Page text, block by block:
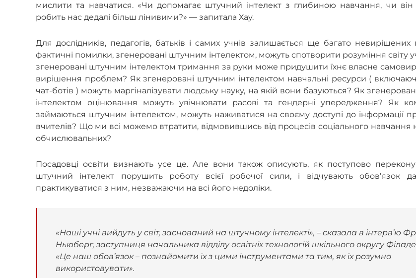
мислити та навчатися. «Чи допомагає штучний інтелект з глибиною навчання, чи він
робить нас дедалі більш лінивими?» — запитала Хау.
Для дослідників, педагогів, батьків і самих учнів залишається ще багато невирішених
фактичні помилки, згенеровані штучним інтелектом, можуть спотворити розуміння світу
згенеровані штучним інтелектом тримання за руки може придушити їхнє власне
вирішення проблем? Як згенеровані штучним інтелектом навчальні ресурси (
чат-ботів ) можуть маргіналізувати людську науку, на якій вони базуються? Як
інтелектом оцінювання можуть увічнювати расові та гендерні упередження? Як
займаються штучним інтелектом, можуть наживатися на своєму доступі до інформації
вчителів? Що ми всі можемо втратити, відмовившись від процесів соціального навчання
обчислювальних?
Посадовці освіти визнають усе це. Але вони також описують, як поступово
штучний інтелект порушить роботу всієї робочої сили, і відчувають обов’язок
практикуватися з ним, незважаючи на всі його недоліки.
«Наші учні вийдуть у світ, заснований на штучному інтелекті», – сказала в інтерв’ю
Ньюберг, заступниця начальника відділу освітніх технологій шкільного округу
«Це наш обов’язок – познайомити їх з цими інструментами та тим, як їх розумно
використовувати».